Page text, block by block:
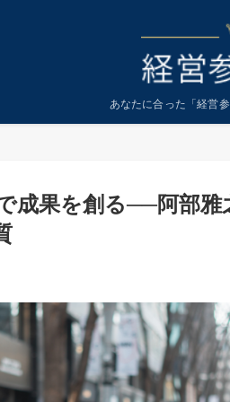
あなたに合った「経営
成果を創る──阿部雅